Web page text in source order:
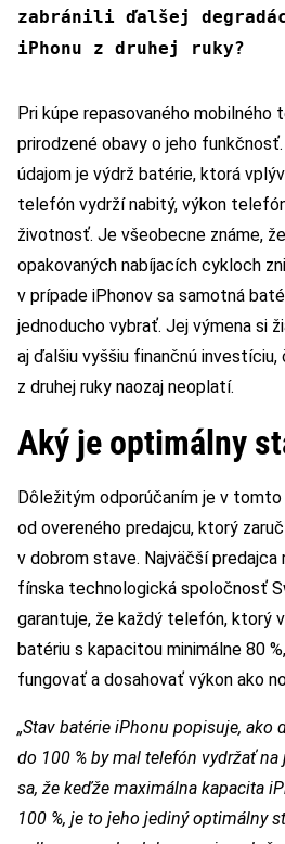
zabránili ďalšej
iPhonu z druhej ruky?
Pri kúpe repasovaného mobilného
prirodzené obavy o jeho
údajom je výdrž batérie, ktorá
telefón vydrží nabitý, výkon
životnosť. Je všeobecne známe,
opakovaných nabíjacích cykloch
v prípade iPhonov sa samotná
jednoducho vybrať. Jej výmena si
aj ďalšiu vyššiu finančnú
z druhej ruky naozaj neoplatí.
Aký je optimálny
Dôležitým odporúčaním je v tomto
od overeného predajcu, ktorý
v dobrom stave. Najväčší predajca
fínska technologická spoločnosť
garantuje, že každý telefón, ktorý
batériu s kapacitou minimálne 80
fungovať a dosahovať výkon ako
„Stav batérie iPhonu popisuje, ako
do 100 % by mal telefón vydržať
sa, že keďže maximálna kapacita
100 %, je to jeho jediný optimálny